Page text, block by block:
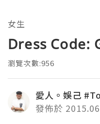
女生
Dress Code:
瀏覽次數:956
愛人。娛己
發佈於